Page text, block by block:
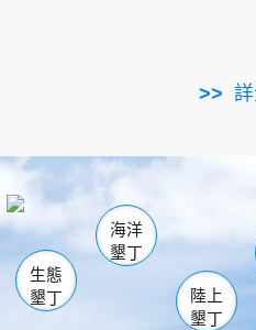
海生館
恆春
龍鑾潭自然中心
瓊麻館
關山 墾
白砂
生態
墾丁
海洋
墾丁
陸上
墾丁